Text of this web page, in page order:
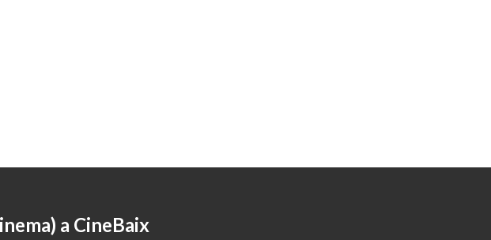
a CineBaix